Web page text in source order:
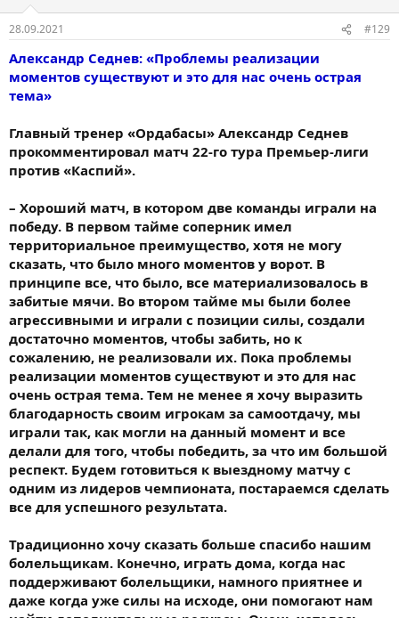
28.09.2021 #129
Александр Седнев: «Проблемы реализации
моментов существуют и это для нас очень острая
тема»
Главный тренер «Ордабасы» Александр Седнев
прокомментировал матч 22-го тура Премьер-лиги
против «Каспий».
– Хороший матч, в котором две команды играли на
победу. В первом тайме соперник имел
территориальное преимущество, хотя не могу
сказать, что было много моментов у ворот. В
принципе все, что было, все материализовалось в
забитые мячи. Во втором тайме мы были более
агрессивными и играли с позиции силы, создали
достаточно моментов, чтобы забить, но к
сожалению, не реализовали их. Пока проблемы
реализации моментов существуют и это для нас
очень острая тема. Тем не менее я хочу выразить
благодарность своим игрокам за самоотдачу, мы
играли так, как могли на данный момент и все
делали для того, чтобы победить, за что им большой
респект. Будем готовиться к выездному матчу с
одним из лидеров чемпионата, постараемся сделать
все для успешного результата.
Традиционно хочу сказать больше спасибо нашим
болельщикам. Конечно, играть дома, когда нас
поддерживают болельщики, намного приятнее и
даже когда уже силы на исходе, они помогают нам